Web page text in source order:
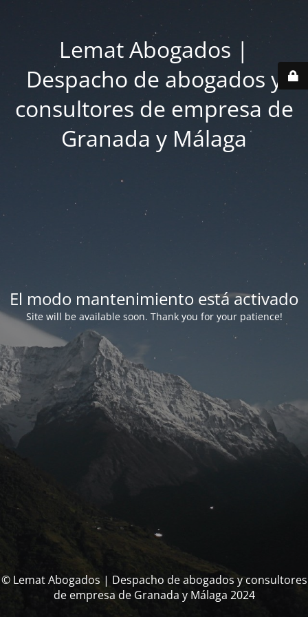
Lemat Abogados |
Despacho de abogados y
consultores de empresa de
Granada y Málaga
El modo mantenimiento está activado
Site will be available soon. Thank you for your patience!
© Lemat Abogados | Despacho de abogados y consultores
de empresa de Granada y Málaga 2024